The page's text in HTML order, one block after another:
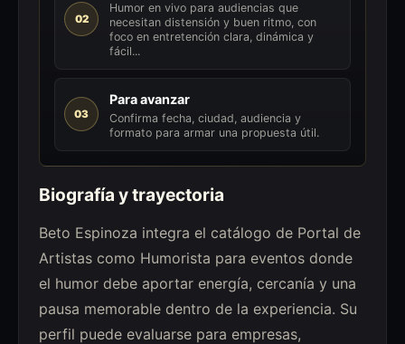
02
Humor en vivo para audiencias que
necesitan distensión y buen ritmo, con
foco en entretención clara, dinámica y
fácil...
03
Para avanzar
Confirma fecha, ciudad, audiencia y
formato para armar una propuesta útil.
Biografía y trayectoria
Beto Espinoza integra el catálogo de Portal de
Artistas como Humorista para eventos donde
el humor debe aportar energía, cercanía y una
pausa memorable dentro de la experiencia. Su
perfil puede evaluarse para empresas,